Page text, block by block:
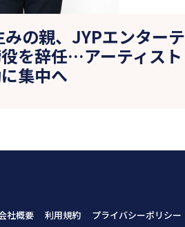
の親、JYPエンターテ
を辞任…アーティスト
集中へ
社概要 利用規約 プライバシーポリシー